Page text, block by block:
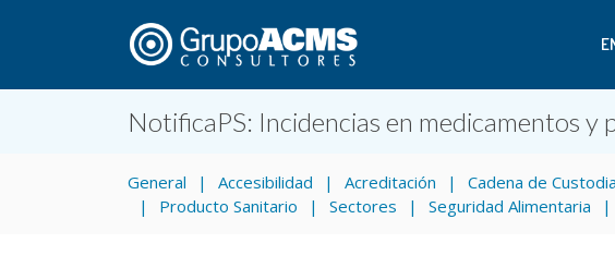
NotificaPS: Incidencias en medicamentos y
General Accesibilidad Acreditación Cadena de Custodia
Producto Sanitario
Sectores Seguridad Alimentaria